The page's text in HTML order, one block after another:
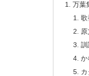
万葉
歌
訓
か